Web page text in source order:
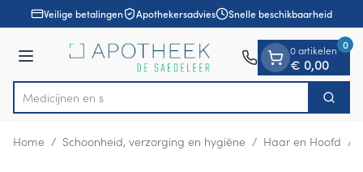
Ga naar de inhoud
1 van 1Veilige betalingen Apothekersadvies Snelle beschikbaarheid
Menu
Product, merk, categorie... Zoek
0 artikelen
€ 0,00
0
Home / Schoonheid, verzorging en hygiëne / Haar en Hoofd /